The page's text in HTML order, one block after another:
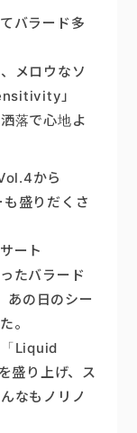
バラード多
メロウなソ
」
落で心地よ
から
盛りだくさ
ート
たバラード
の日のシー
。
「Liquid
盛り上げ、ス
なもノリノ